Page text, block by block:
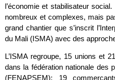
l’économie et stabilisateur
nombreux et complexes, mais
grand chantier que s’inscrit
du Mali (ISMA) avec des
L’ISMA regroupe, 15 unions et
dans la fédération nationale des
(FENAPSEM); 19